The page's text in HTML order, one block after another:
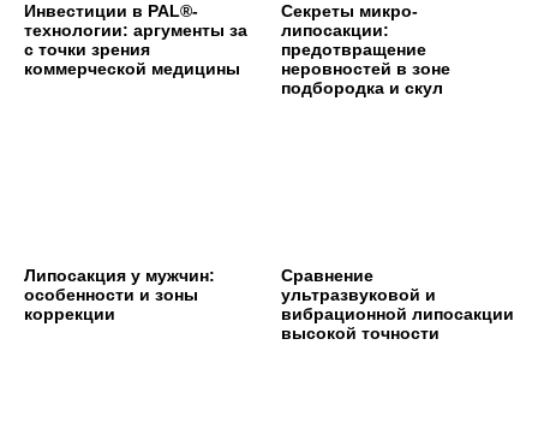
Инвестиции в PAL®-
технологии: аргументы за
с точки зрения
коммерческой медицины
Секреты микро-
липосакции:
предотвращение
неровностей в зоне
подбородка и скул
Липосакция у мужчин:
особенности и зоны
коррекции
Сравнение
ультразвуковой и
вибрационной липосакции
высокой точности